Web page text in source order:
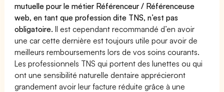
mutuelle pour le métier Référenceur / Référenceuse
web, en tant que profession dite TNS, n’est pas
obligatoire.Il est cependant recommandé d’en avoir
une car cette dernière est toujours utile pour avoir de
meilleurs remboursements lors de vos soins courants.
Les professionnels TNS qui portent des lunettes ou qui
ont une sensibilité naturelle dentaire apprécieront
grandement avoir leur facture réduite grâce à une